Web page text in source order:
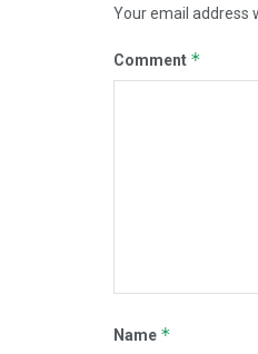
Your email address
Comment *
Name *